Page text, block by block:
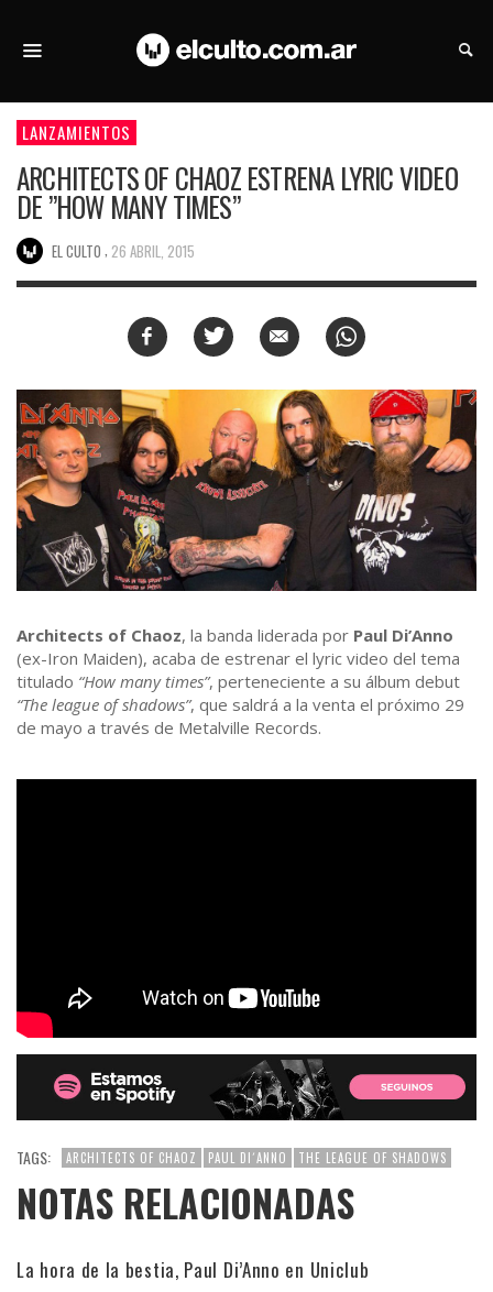
LANZAMIENTOS
ARCHITECTS OF CHAOZ ESTRENA LYRIC VIDEO
DE ”HOW MANY TIMES”
EL CULTO 26 ABRIL, 2015
Architects of Chaoz, la banda liderada por Paul Di’Anno
(ex-Iron Maiden), acaba de estrenar el lyric video del tema
titulado “How many times”, perteneciente a su álbum debut
“The league of shadows”, que saldrá a la venta el próximo 29
de mayo a través de Metalville Records.
TAGS: ARCHITECTS OF CHAOZ PAUL DI´ANNO THE LEAGUE OF SHADOWS
NOTAS RELACIONADAS
La hora de la bestia, Paul Di’Anno en Uniclub